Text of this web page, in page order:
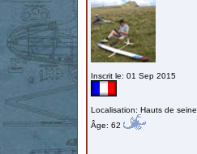
Inscrit le: 01 Sep 2015
Localisation: Hauts de seine
Âge: 62